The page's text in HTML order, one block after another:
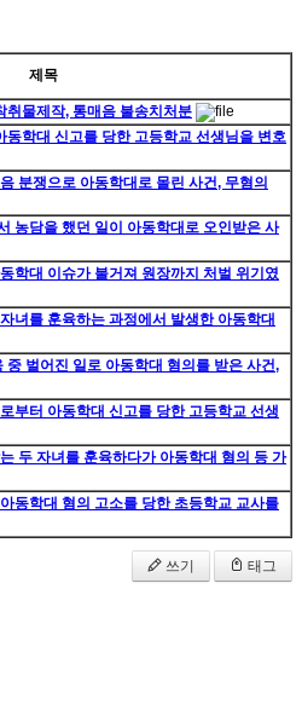
제목
취물제작, 통매음 불송치처분
동학대 신고를 당한 고등학교 선생님을 변호
분쟁으로 아동학대로 몰린 사건, 무혐의
농담을 했던 일이 아동학대로 오인받은 사
학대 이슈가 불거져 원장까지 처벌 위기였
녀를 훈육하는 과정에서 발생한 아동학대
중 벌어진 일로 아동학대 혐의를 받은 사건,
부터 아동학대 신고를 당한 고등학교 선생
두 자녀를 훈육하다가 아동학대 혐의 등 가
동학대 혐의 고소를 당한 초등학교 교사를
쓰기 태그